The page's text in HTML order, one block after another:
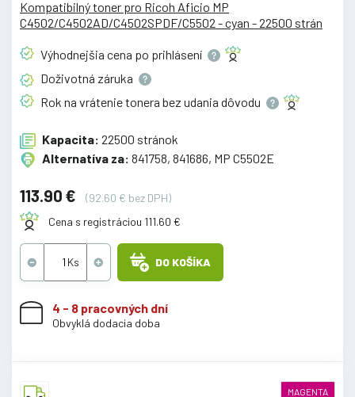
Kompatibilný toner pro Ricoh Aficio MP
C4502/C4502AD/C4502SPDF/C5502 - cyan - 22500 strán
Výhodnejšia cena po prihlásení
Doživotná záruka
Rok na vrátenie tonera bez udania dôvodu
Kapacita: 22500 stránok
Alternatíva za: 841758, 841686, MP C5502E
113.90 €
(92.60 € bez DPH)
Cena s registráciou 111.60 €
DO KOŠÍKA
4 - 8 pracovných dní
Obvyklá dodacia doba
MAGENTA